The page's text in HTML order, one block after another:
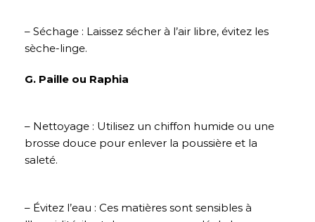
– Séchage : Laissez sécher à l’air libre, évitez les
sèche-linge.
G. Paille ou Raphia
– Nettoyage : Utilisez un chiffon humide ou une
brosse douce pour enlever la poussière et la
saleté.
– Évitez l’eau : Ces matières sont sensibles à